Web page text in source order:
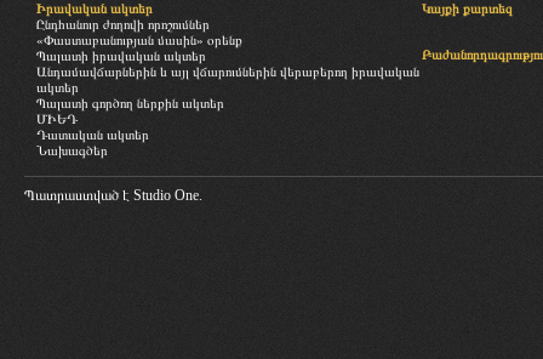
Իրավական ակտեր
Ընդհանուր ժողովի որոշումներ
«Փաստաբանության մասին» օրենք
Պալատի իրավական ակտեր
Անդամավճարներին և այլ վճարումներին վերաբերող իրավական
ակտեր
Պալատի գործող ներքին ակտեր
ՄԻԵԴ
Դատական ակտեր
Նախագծեր
Կայքի քարտեզ
Պատրաստված է Studio One.